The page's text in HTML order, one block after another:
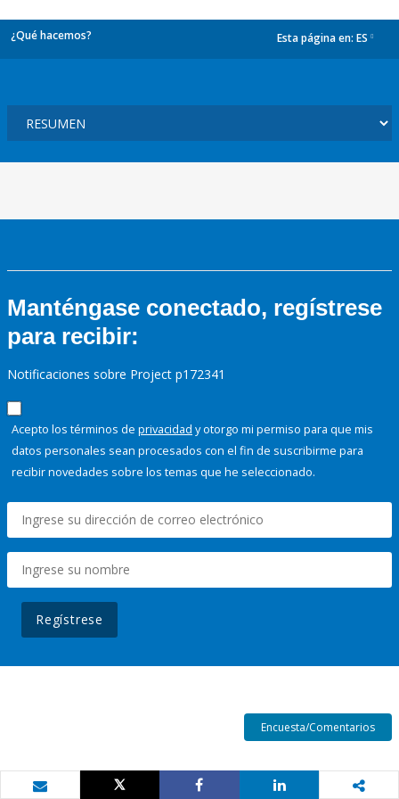
¿Qué hacemos? Esta página en: ES
Manténgase conectado, regístrese
para recibir:
Notificaciones sobre Project p172341
Acepto los términos de privacidad y otorgo mi permiso para que mis
datos personales sean procesados con el fin de suscribirme para
recibir novedades sobre los temas que he seleccionado.
Regístrese
Encuesta/Comentarios